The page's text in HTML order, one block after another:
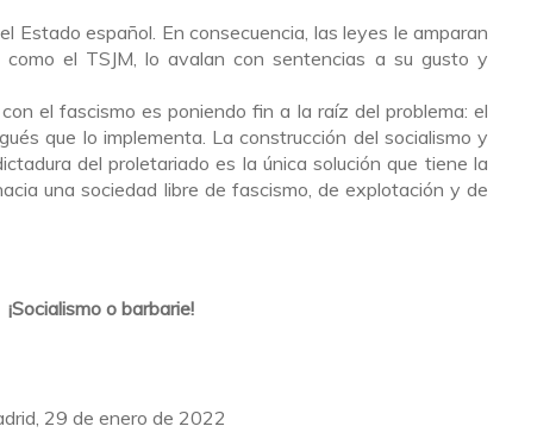
Estado español. En consecuencia, las leyes le amparan
el TSJM, lo avalan con sentencias a su gusto y
el fascismo es poniendo fin a la raíz del problema: el
que lo implementa. La construcción del socialismo y
del proletariado es la única solución que tiene la
una sociedad libre de fascismo, de explotación y de
¡Socialismo o barbarie!
29 de enero de 2022